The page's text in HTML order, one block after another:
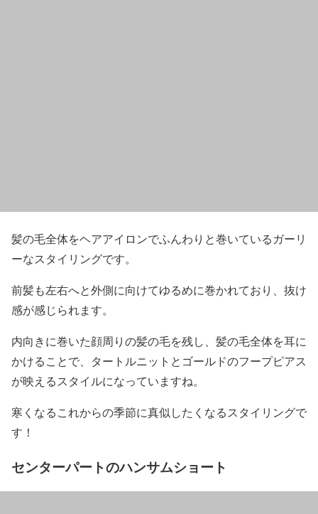
髪の毛全体をヘアアイロンでふんわりと巻いているガーリ
ーなスタイリングです。
前髪も左右へと外側に向けてゆるめに巻かれており、抜け
感が感じられます。
内向きに巻いた顔周りの髪の毛を残し、髪の毛全体を耳に
かけることで、タートルニットとゴールドのフープピアス
が映えるスタイルになっていますね。
寒くなるこれからの季節に真似したくなるスタイリングで
す！
センターパートのハンサムショート